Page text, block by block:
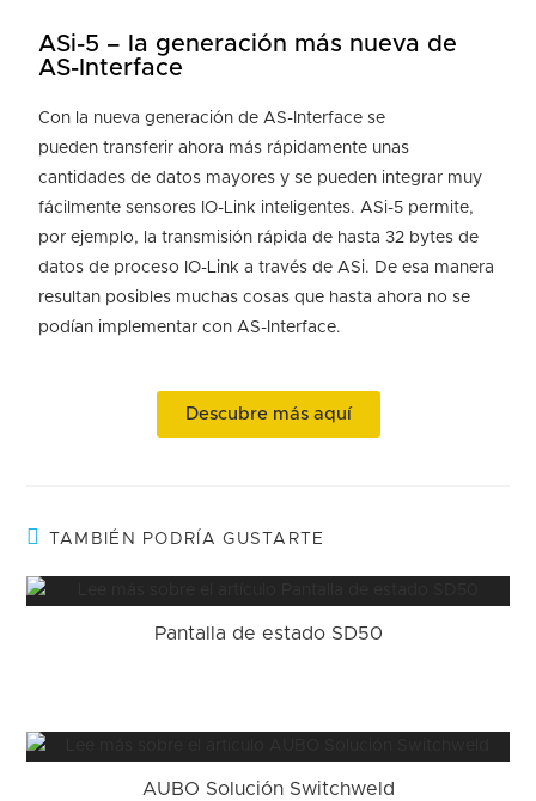
ASi-5 – la generación más nueva de
AS-Interface
Con la nueva generación de AS-Interface se
pueden transferir ahora más rápidamente unas
cantidades de datos mayores y se pueden integrar muy
fácilmente sensores IO-Link inteligentes. ASi-5 permite,
por ejemplo, la transmisión rápida de hasta 32 bytes de
datos de proceso IO-Link a través de ASi. De esa manera
resultan posibles muchas cosas que hasta ahora no se
podían implementar con AS-Interface.
Descubre más aquí
TAMBIÉN PODRÍA GUSTARTE
Pantalla de estado SD50
AUBO Solución Switchweld